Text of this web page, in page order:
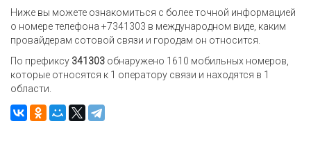
Ниже вы можете ознакомиться с более точной информацией
о номере телефона +7341303 в международном виде, каким
провайдерам сотовой связи и городам он относится.
По префиксу 341303 обнаружено 1610 мобильных номеров,
которые относятся к 1 оператору связи и находятся в 1
области.